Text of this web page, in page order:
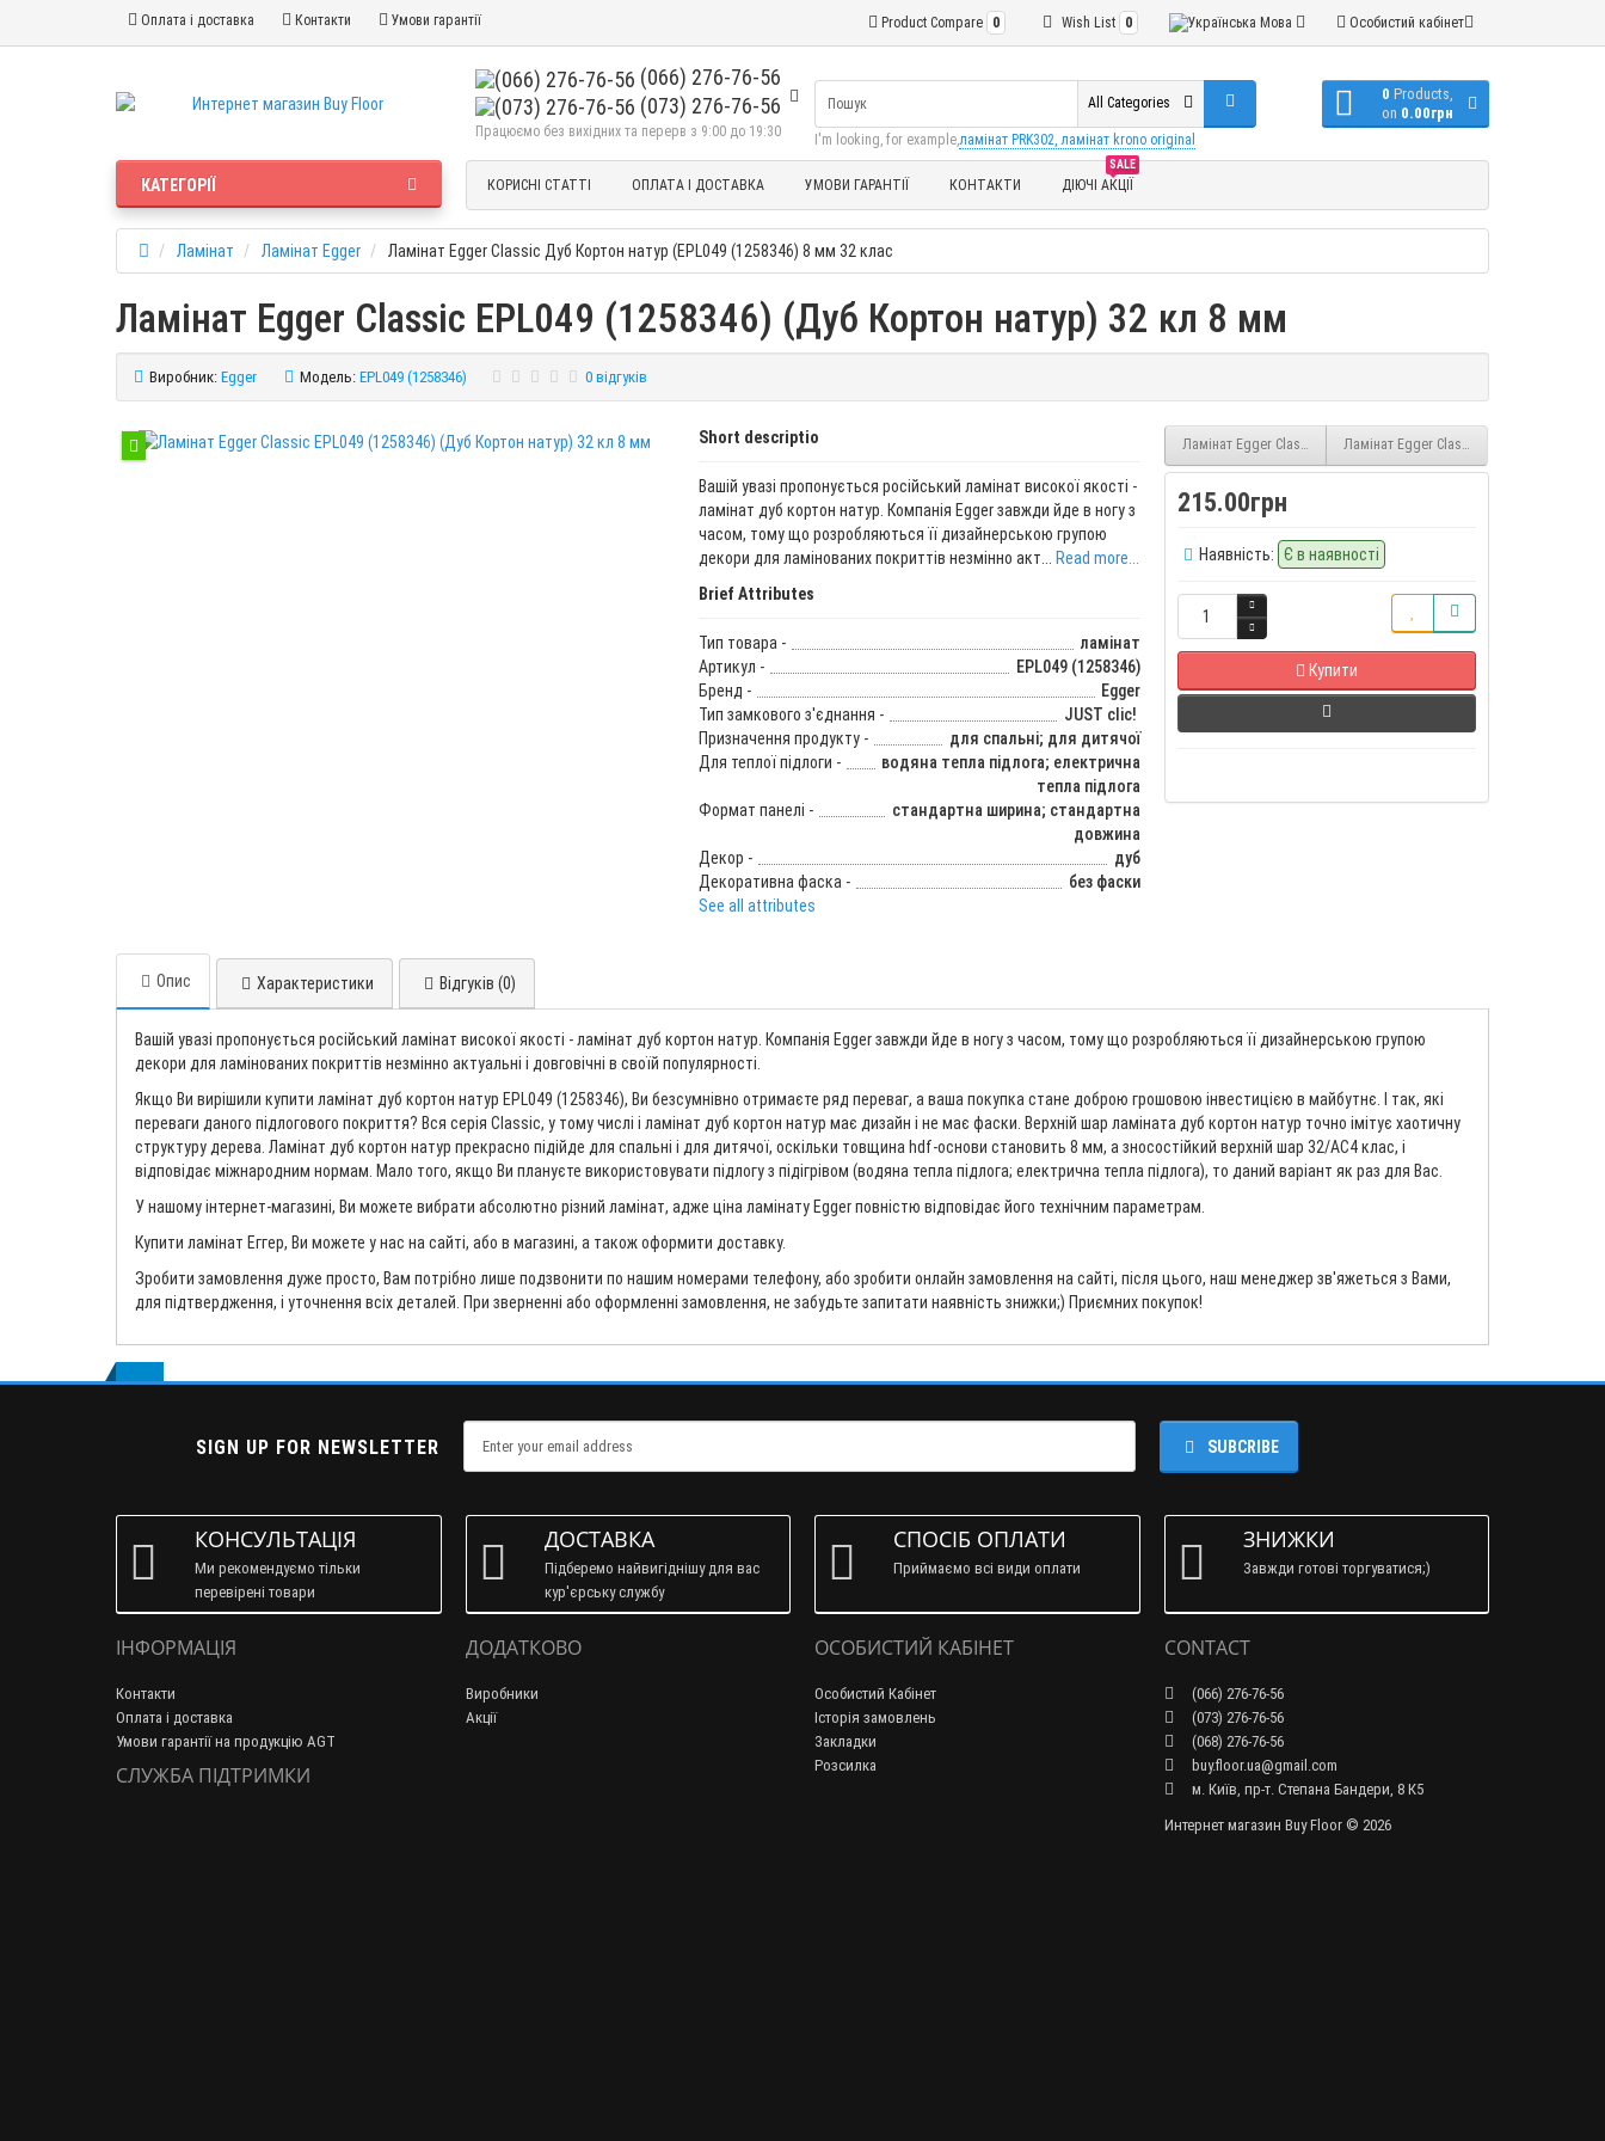
Оплата і доставка Контакти Умови гарантії Особистий кабінет
Мова
Wish List 0
Product Compare 0
(066) 276-76-56
(073) 276-76-56
Працюємо без вихідних та перерв з 9:00 до 19:30
0 Products,
on 0.00грн
All Categories
I'm looking, for example, ламінат PRK302, ламінат krono original
КАТЕГОРІЇ КОРИСНІ СТАТТІ ОПЛАТА І ДОСТАВКА УМОВИ ГАРАНТІЇ КОНТАКТИ
SALE
ДІЮЧІ АКЦІЇ
Ламінат Ламінат Egger Ламінат Egger Classic Дуб Кортон натур (EPL049 (1258346) 8 мм 32 клас
Ламінат Egger Classic EPL049 (1258346) (Дуб Кортон натур) 32 кл 8 мм
Виробник: Egger Модель: EPL049 (1258346) 0 відгуків
Short descriptio
Вашій увазі пропонується російський ламінат високої якості -
ламінат дуб кортон натур. Компанія Egger завжди йде в ногу з
часом, тому що розробляються її дизайнерською групою
декори для ламінованих покриттів незмінно акт...
Read more...
Brief Attributes
Тип товара -
ламінат
Артикул -
EPL049 (1258346)
Бренд -
Egger
Тип замкового з'єднання -
JUST clic!
Призначення продукту -
для спальні; для дитячої
Для теплої підлоги -
водяна тепла підлога; електрична
тепла підлога
Формат панелі -
стандартна ширина; стандартна
довжина
Декор -
дуб
Декоративна фаска -
без фаски
See all attributes
Ламінат Egger Classic Дуб Адлі темний (EPL063 (234759) 8 мм 32
Ламінат Egger Classic В'яз Дрейтон
215.00грн
Наявність: Є в наявності
Купити
Опис Характеристики Відгуків (0)
Вашій увазі пропонується російський ламінат високої якості - ламінат дуб кортон натур. Компанія Egger завжди йде в ногу з часом, тому що розробляються її дизайнерською групою
декори для ламінованих покриттів незмінно актуальні і довговічні в своїй популярності.
Якщо Ви вирішили купити ламінат дуб кортон натур EPL049 (1258346), Ви безсумнівно отримаєте ряд переваг, а ваша покупка стане доброю грошовою інвестицією в майбутнє. І так, які
переваги даного підлогового покриття? Вся серія Classic, у тому числі і ламінат дуб кортон натур має дизайн і не має фаски. Верхній шар ламіната дуб кортон натур точно імітує хаотичну
структуру дерева. Ламінат дуб кортон натур прекрасно підійде для спальні і для дитячої, оскільки товщина hdf-основи становить 8 мм, а зносостійкий верхній шар 32/AC4 клас, і
відповідає міжнародним нормам. Мало того, якщо Ви плануєте використовувати підлогу з підігрівом (водяна тепла підлога; електрична тепла підлога), то даний варіант як раз для Вас.
У нашому інтернет-магазині, Ви можете вибрати абсолютно різний ламінат, адже ціна ламінату Egger повністю відповідає його технічним параметрам.
Купити ламінат Еггер, Ви можете у нас на сайті, або в магазині, а також оформити доставку.
Зробити замовлення дуже просто, Вам потрібно лише подзвонити по нашим номерами телефону, або зробити онлайн замовлення на сайті, після цього, наш менеджер зв'яжеться з Вами,
для підтвердження, і уточнення всіх деталей. При зверненні або оформленні замовлення, не забудьте запитати наявність знижки;) Приємних покупок!
SIGN UP FOR NEWSLETTER SUBCRIBE
КОНСУЛЬТАЦІЯ
Ми рекомендуємо тільки
перевірені товари
ДОСТАВКА
Підберемо найвигіднішу для вас
кур'єрську службу
СПОСІБ ОПЛАТИ
Приймаємо всі види оплати
ЗНИЖКИ
Завжди готові торгуватися;)
ІНФОРМАЦІЯ
Контакти
Оплата і доставка
Умови гарантії на продукцію AGT
СЛУЖБА ПІДТРИМКИ
ДОДАТКОВО
Виробники
Акції
ОСОБИСТИЙ КАБІНЕТ
Особистий Кабінет
Історія замовлень
Закладки
Розсилка
CONTACT
(066) 276-76-56
(073) 276-76-56
(068) 276-76-56
buy.floor.ua@gmail.com
м. Київ, пр-т. Степана Бандери, 8 К5
Интернет магазин Buy Floor © 2026